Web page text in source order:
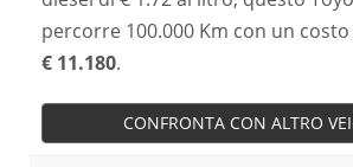
percorre 100.000 Km con un
€ 11.180.
CONFRONTA CON ALTRO